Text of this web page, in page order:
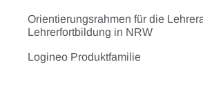
Orientierungsrahmen für die
Lehrerfortbildung in NRW
Logineo Produktfamilie